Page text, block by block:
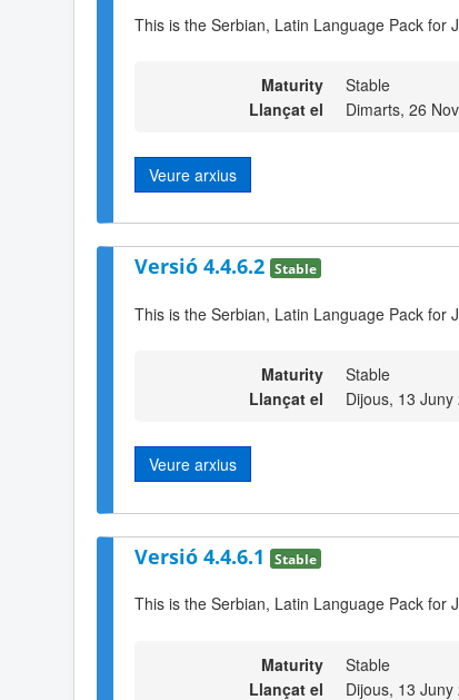
This is the Serbian, Latin Language Pack for
Maturity
Stable
Llançat el
Dimarts, 26
Veure arxius
Versió 4.4.6.2 Stable
This is the Serbian, Latin Language Pack for
Maturity
Stable
Llançat el
Dijous, 13 Juny
Veure arxius
Versió 4.4.6.1 Stable
This is the Serbian, Latin Language Pack for
Maturity
Stable
Llançat el
Dijous, 13